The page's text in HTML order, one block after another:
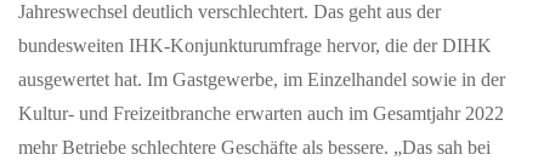
Jahreswechsel deutlich verschlechtert. Das geht aus der
bundesweiten IHK-Konjunkturumfrage hervor, die der DIHK
ausgewertet hat. Im Gastgewerbe, im Einzelhandel sowie in der
Kultur- und Freizeitbranche erwarten auch im Gesamtjahr 2022
mehr Betriebe schlechtere Geschäfte als bessere. „Das sah bei